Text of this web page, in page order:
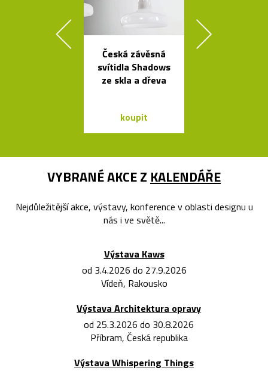
Česká závěsná
svítidla Shadows
ze skla a dřeva
koupit
VYBRANÉ AKCE Z KALENDÁŘE
Nejdůležitější akce, výstavy, konference v oblasti designu u
nás i ve světě...
Výstava Kaws
od 3.4.2026 do 27.9.2026
Vídeň, Rakousko
Výstava Architektura opravy
od 25.3.2026 do 30.8.2026
Příbram, Česká republika
Výstava Whispering Things